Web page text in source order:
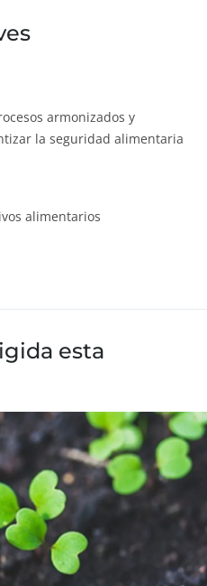
armonizados y
la seguridad alimentaria
alimentarios
esta
alimenticios industriales,
corredores, empresas de